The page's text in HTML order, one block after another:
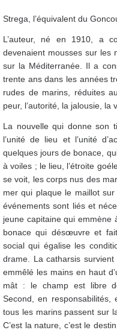
Strega, l’équivalent du
L’auteur, né en 1910, a
devenaient mousses sur les
sur la Méditerranée. Il a
trente ans dans les années
rudes de marins, réduites
peur, l’autorité, la jalousie, la
La nouvelle qui donne son
l’unité de lieu et l’unité
quelques jours de bonace,
à voiles ; le lieu, l’étroite
se voit, les corps nus des
mer qui plaque le maillot
événements sont liés et
jeune capitaine qui emmène
bonace qui désœuvre et
social qui égalise les
drame. La catharsis
emmêlé les mains en haut
mât : le champ est libre
Second, en
tous les marins passent sur
C’est la nature, c’est le